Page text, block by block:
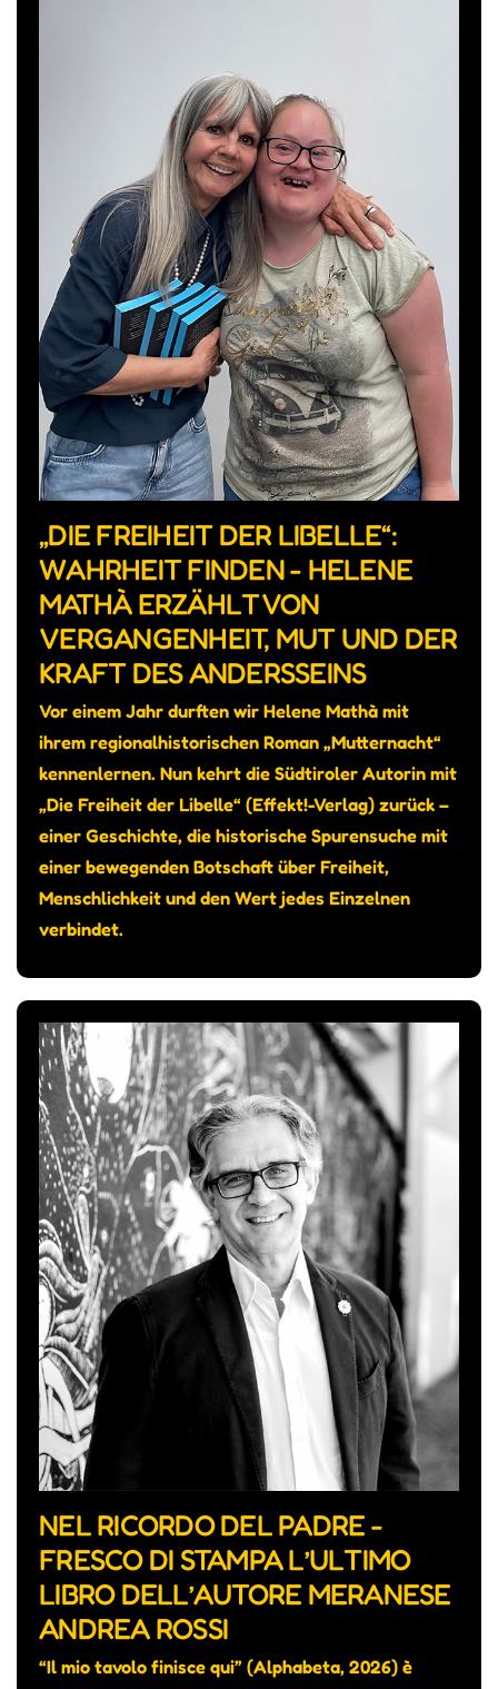
„DIE FREIHEIT DER LIBELLE“:
WAHRHEIT FINDEN - HELENE
MATHÀ ERZÄHLT VON
VERGANGENHEIT, MUT UND DER
KRAFT DES ANDERSSEINS
Vor einem Jahr durften wir Helene Mathà mit
ihrem regionalhistorischen Roman „Mutternacht“
kennenlernen. Nun kehrt die Südtiroler Autorin mit
„Die Freiheit der Libelle“ (Effekt!-Verlag) zurück –
einer Geschichte, die historische Spurensuche mit
einer bewegenden Botschaft über Freiheit,
Menschlichkeit und den Wert jedes Einzelnen
verbindet.
NEL RICORDO DEL PADRE -
FRESCO DI STAMPA L’ULTIMO
LIBRO DELL’AUTORE MERANESE
ANDREA ROSSI
“Il mio tavolo finisce qui” (Alphabeta, 2026) è